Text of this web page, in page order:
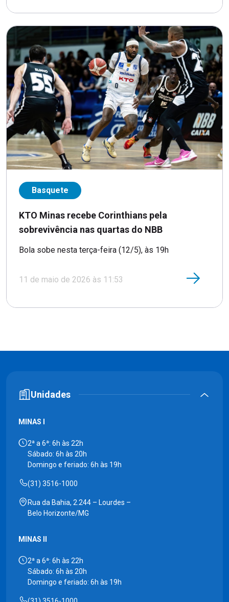
Basquete
KTO Minas recebe Corinthians pela
sobrevivência nas quartas do NBB
Bola sobe nesta terça-feira (12/5), às 19h
11 de maio de 2026 às 11:53
Unidades
MINAS I
2ª a 6ª: 6h às 22h
Sábado: 6h às 20h
Domingo e feriado: 6h às 19h
(31) 3516-1000
Rua da Bahia, 2.244 – Lourdes –
Belo Horizonte/MG
MINAS II
2ª a 6ª: 6h às 22h
Sábado: 6h às 20h
Domingo e feriado: 6h às 19h